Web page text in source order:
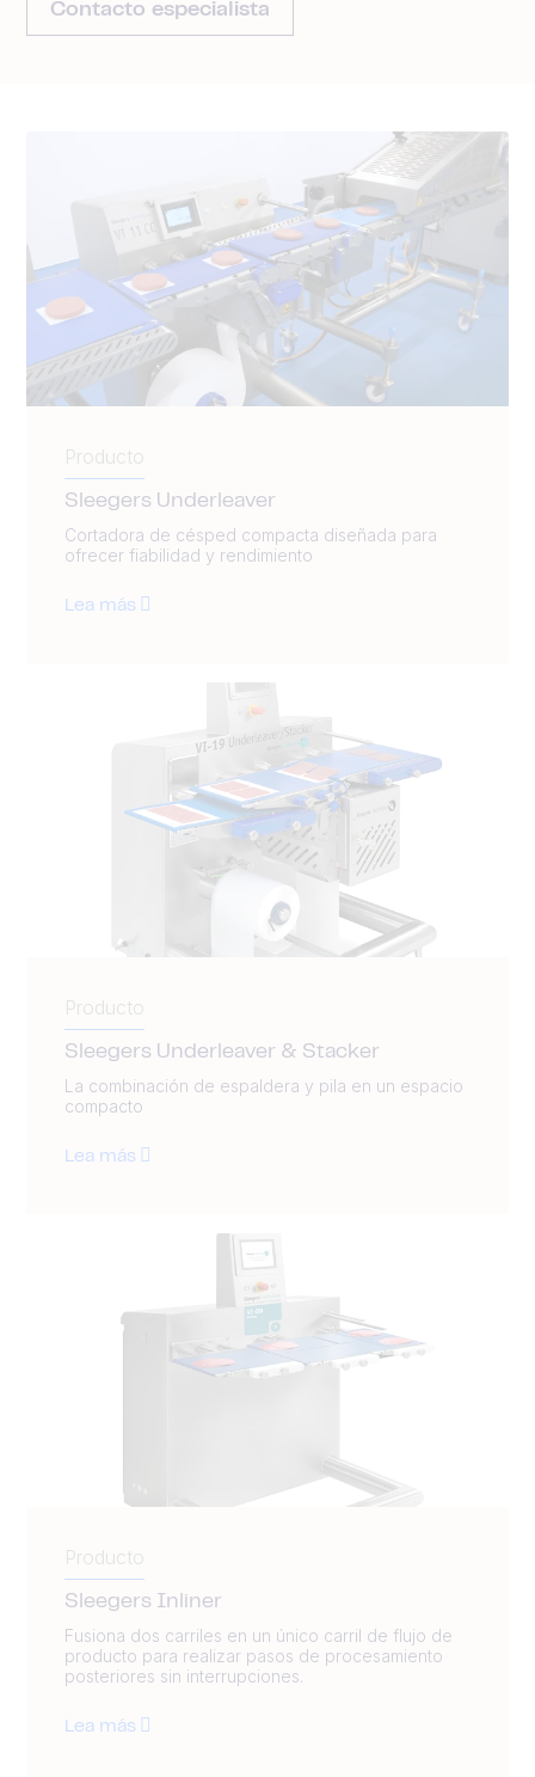
Contacto especialista
Producto
Sleegers Underleaver
Cortadora de césped compacta diseñada para
ofrecer fiabilidad y rendimiento
Lea más
Producto
Sleegers Underleaver & Stacker
La combinación de espaldera y pila en un espacio
compacto
Lea más
Producto
Sleegers Inliner
Fusiona dos carriles en un único carril de flujo de
producto para realizar pasos de procesamiento
posteriores sin interrupciones.
Lea más